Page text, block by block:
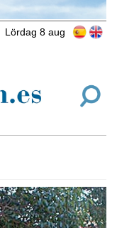
Lördag 8 aug